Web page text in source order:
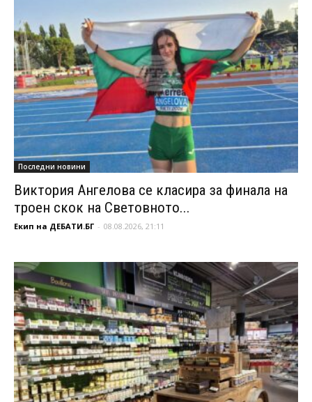
Последни новини
Виктория Ангелова се класира за финала на
троен скок на Световното...
Екип на ДЕБАТИ.БГ - 08.08.2026, 21:11